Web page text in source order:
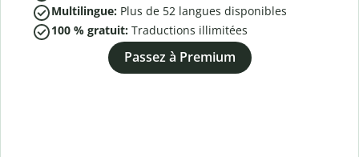
Multilingue: Plus de 52 langues disponibles
100 % gratuit: Traductions illimitées
Passez à Premium